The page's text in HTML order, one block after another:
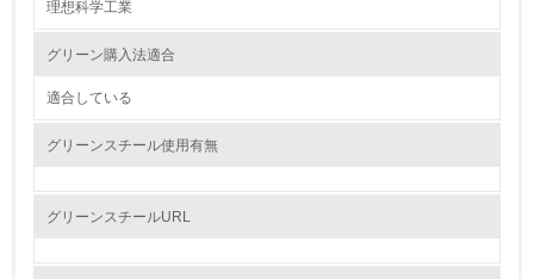
理想科学工業
グリーン購入法適合
適合している
グリーンスチール使用有無
グリーンスチールURL